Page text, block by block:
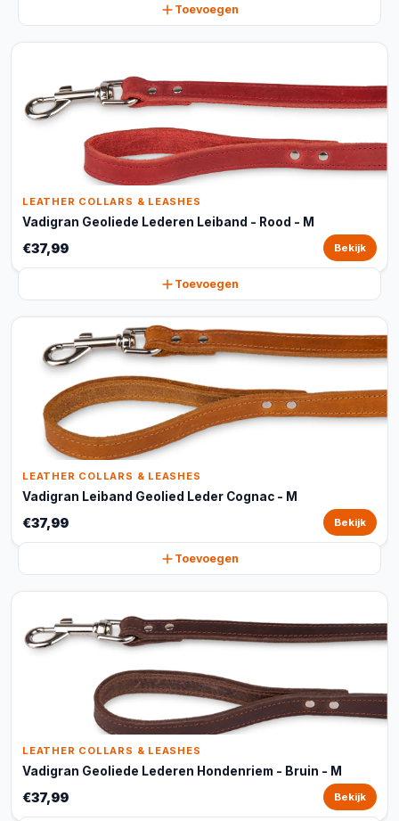
Toevoegen
LEATHER COLLARS & LEASHES
Vadigran Geoliede Lederen Leiband - Rood - M
€37,99 Bekijk
Toevoegen
LEATHER COLLARS & LEASHES
Vadigran Leiband Geolied Leder Cognac - M
€37,99 Bekijk
Toevoegen
LEATHER COLLARS & LEASHES
Vadigran Geoliede Lederen Hondenriem - Bruin - M
€37,99 Bekijk